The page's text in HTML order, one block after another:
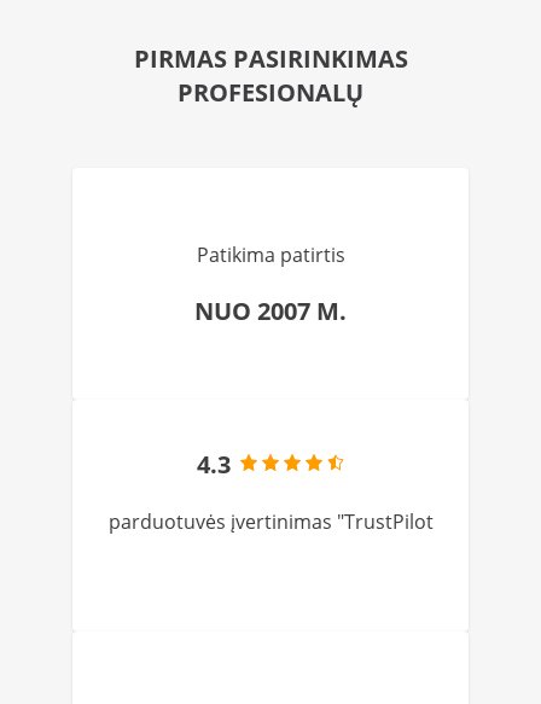
PIRMAS PASIRINKIMAS
PROFESIONALŲ
Patikima patirtis
NUO 2007 M.
4.3
parduotuvės įvertinimas "TrustPilot